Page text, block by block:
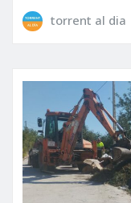
torrent al dia